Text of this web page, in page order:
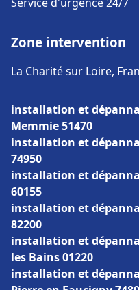
Zone intervention
La Charité sur Loire,
installation et
Memmie 51470
installation et
74950
installation et
60155
installation et
82200
installation et
les Bains 01220
installation et